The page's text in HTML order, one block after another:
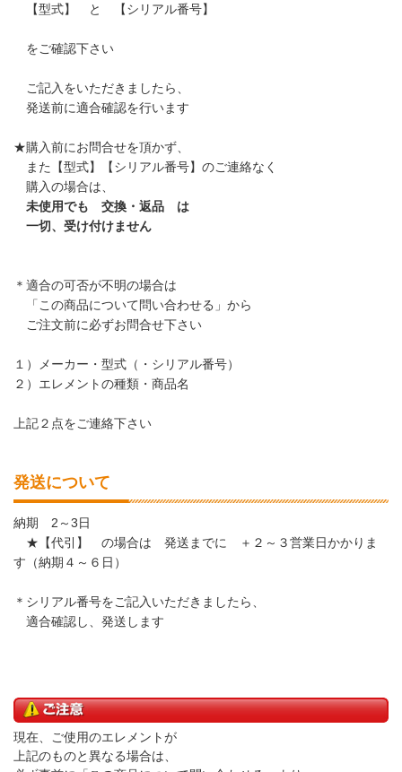
【型式】 と 【シリアル番号】
をご確認下さい
ご記入をいただきましたら、
発送前に適合確認を行います
★購入前にお問合せを頂かず、
また【型式】【シリアル番号】のご連絡なく
購入の場合は、
未使用でも 交換・返品 は
一切、受け付けません
＊適合の可否が不明の場合は
「この商品について問い合わせる」から
ご注文前に必ずお問合せ下さい
１）メーカー・型式（・シリアル番号）
２）エレメントの種類・商品名
上記２点をご連絡下さい
発送について
納期 2～3日
★【代引】 の場合は 発送までに ＋２～３営業日かかりま
す（納期４～６日）
＊シリアル番号をご記入いただきましたら、
適合確認し、発送します
現在、ご使用のエレメントが
上記のものと異なる場合は、